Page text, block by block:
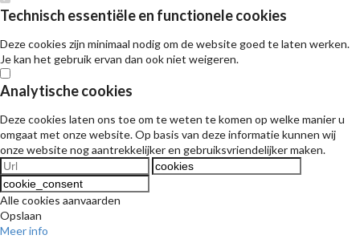
Technisch essentiële en functionele cookies
Deze cookies zijn minimaal nodig om de website goed te laten werken.
Je kan het gebruik ervan dan ook niet weigeren.
Analytische cookies
Deze cookies laten ons toe om te weten te komen op welke manier u
omgaat met onze website. Op basis van deze informatie kunnen wij
onze website nog aantrekkelijker en gebruiksvriendelijker maken.
Alle cookies aanvaarden
Opslaan
Meer info